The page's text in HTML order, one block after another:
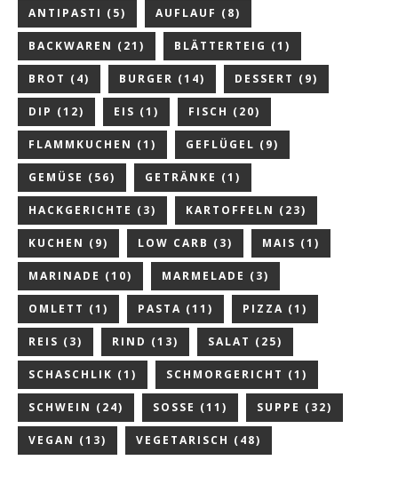
ANTIPASTI (5) AUFLAUF (8)
BACKWAREN (21) BLÄTTERTEIG (1)
BROT (4) BURGER (14) DESSERT (9)
DIP (12) EIS (1) FISCH (20)
FLAMMKUCHEN (1) GEFLÜGEL (9)
GEMÜSE (56) GETRÄNKE (1)
HACKGERICHTE (3) KARTOFFELN (23)
KUCHEN (9) LOW CARB (3) MAIS (1)
MARINADE (10) MARMELADE (3)
OMLETT (1) PASTA (11) PIZZA (1)
REIS (3) RIND (13) SALAT (25)
SCHASCHLIK (1) SCHMORGERICHT (1)
SCHWEIN (24) SOSSE (11) SUPPE (32)
VEGAN (13) VEGETARISCH (48)